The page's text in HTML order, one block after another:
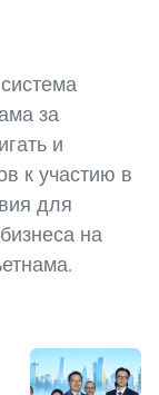
за
и
к участию в
для
на